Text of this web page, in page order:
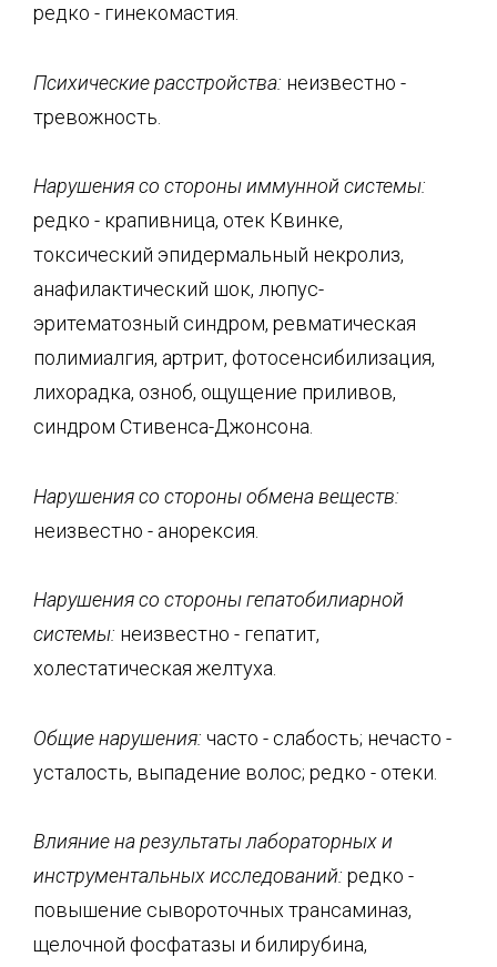
редко - гинекомастия.
Психические расстройства: неизвестно -
тревожность.
Нарушения со стороны иммунной системы:
редко - крапивница, отек Квинке,
токсический эпидермальный некролиз,
анафилактический шок, люпус-
эритематозный синдром, ревматическая
полимиалгия, артрит, фотосенсибилизация,
лихорадка, озноб, ощущение приливов,
синдром Стивенса-Джонсона.
Нарушения со стороны обмена веществ:
неизвестно - анорексия.
Нарушения со стороны гепатобилиарной
системы: неизвестно - гепатит,
холестатическая желтуха.
Общие нарушения: часто - слабость; нечасто -
усталость, выпадение волос; редко - отеки.
Влияние на результаты лабораторных и
инструментальных исследований: редко -
повышение сывороточных трансаминаз,
щелочной фосфатазы и билирубина,